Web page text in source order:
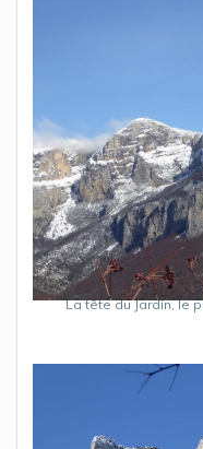
La tête du Jardin, le